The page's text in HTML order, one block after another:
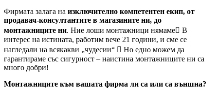
Фирмата залага на изключително компетентен екип, от
продавач-консултантите в магазините ни, до
монтажниците ни. Ние лоши монтажници нямаме В
интерес на истината, работим вече 21 години, и сме се
нагледали на всякакви „чудесии“  Но едно можем да
гарантираме със сигурност – наистина монтажниците ни са
много добри!
Монтажниците към вашата фирма ли са или са външна?